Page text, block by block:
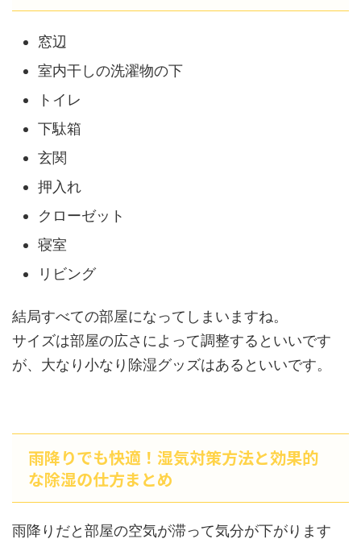
窓辺
室内干しの洗濯物の下
トイレ
下駄箱
玄関
押入れ
クローゼット
寝室
リビング
結局すべての部屋になってしまいますね。
サイズは部屋の広さによって調整するといいです
が、大なり小なり除湿グッズはあるといいです。
雨降りでも快適！湿気対策方法と効果的
な除湿の仕方まとめ
雨降りだと部屋の空気が滞って気分が下がります